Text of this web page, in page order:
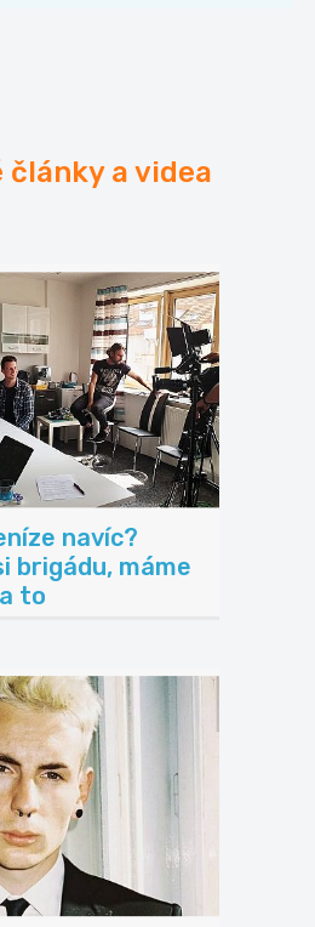
články a videa
navíc?
brigádu, máme
to